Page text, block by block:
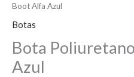
Boot Alfa Azul
Botas
Bota
Azul